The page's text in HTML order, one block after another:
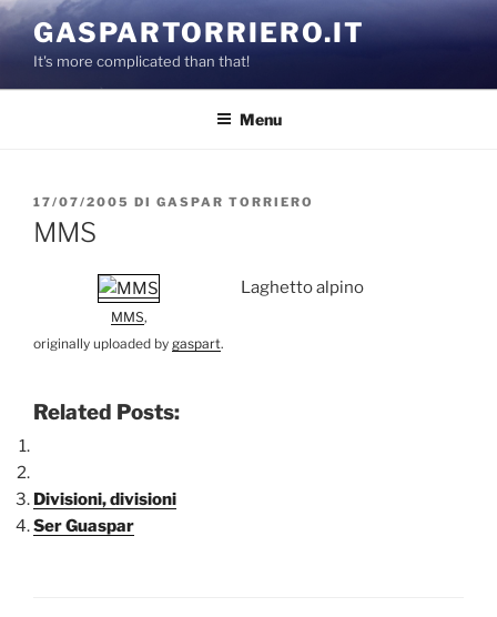
Salta
al
contenuto
GASPARTORRIERO.IT
It's more complicated than that!
Menu
PUBBLICATO
IL
17/07/2005 DI GASPAR TORRIERO
MMS
MMS,
originally uploaded by gaspart.
Laghetto alpino
Related Posts:
Divisioni, divisioni
Ser Guaspar